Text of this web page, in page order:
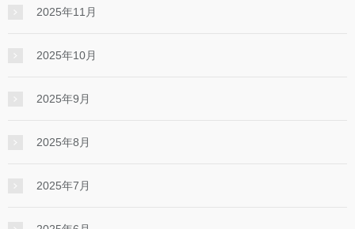
2025年11月
2025年10月
2025年9月
2025年8月
2025年7月